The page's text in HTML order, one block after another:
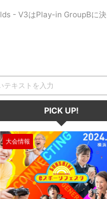
すね！ eスポ ...
- V3はPlay-in GroupBに決
PICK UP!
大会情報